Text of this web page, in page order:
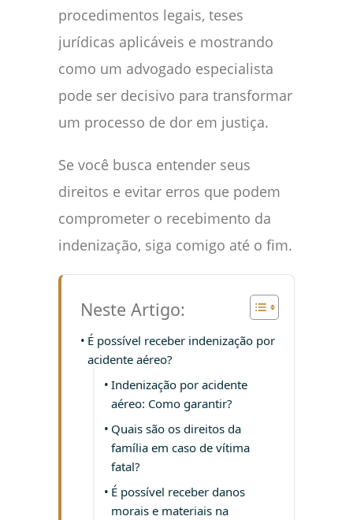
procedimentos legais, teses
jurídicas aplicáveis e mostrando
como um advogado especialista
pode ser decisivo para transformar
um processo de dor em justiça.
Se você busca entender seus
direitos e evitar erros que podem
comprometer o recebimento da
indenização, siga comigo até o fim.
Neste Artigo:
É possível receber indenização por
acidente aéreo?
Indenização por acidente
aéreo: Como garantir?
Quais são os direitos da
família em caso de vítima
fatal?
É possível receber danos
morais e materiais na